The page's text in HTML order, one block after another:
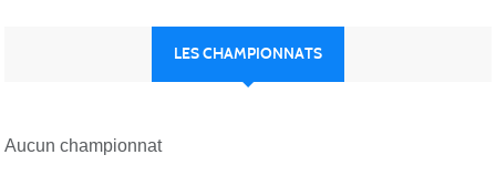
LES CHAMPIONNATS
Aucun championnat